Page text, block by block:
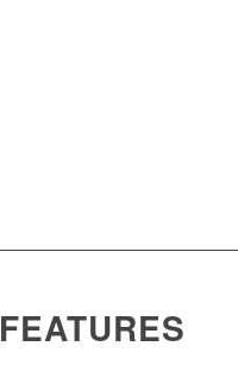
FEATURES